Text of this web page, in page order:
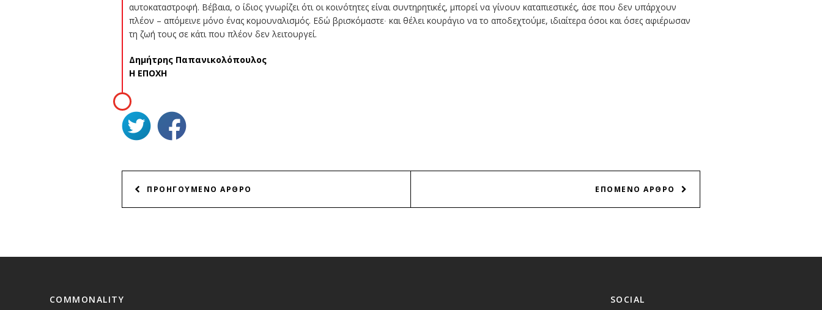
αυτοκαταστροφή. Βέβαια, ο ίδιος γνωρίζει ότι οι κοινότητες είναι συντηρητικές, μπορεί να γίνουν καταπιεστικές, άσε που δεν υπάρχουν
πλέον – απόμεινε μόνο ένας κομουναλισμός. Εδώ βρισκόμαστε∙ και θέλει κουράγιο να το αποδεχτούμε, ιδιαίτερα όσοι και όσες αφιέρωσαν
τη ζωή τους σε κάτι που πλέον δεν λειτουργεί.
Δημήτρης Παπανικολόπουλος
Η ΕΠΟΧΗ
ΑΡΘΡΩΝ
ΕΠΟΜΕΝΟ ΑΡΘΡΟ
ΠΡΟΗΓΟΥΜΕΝΟ ΑΡΘΡΟ
COMMONALITY SOCIAL